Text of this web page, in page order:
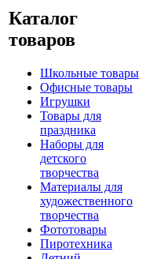
Каталог
товаров
Школьные товары
Офисные товары
Игрушки
Товары для
праздника
Наборы для
детского
творчества
Материалы для
художественного
творчества
Фототовары
Пиротехника